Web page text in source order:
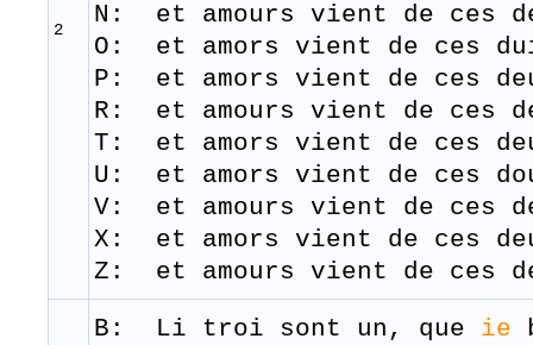
2
N: et amours vient de ces
O: et amors vient de ces
P: et amors vient de ces
R: et amours vient de ces
T: et amors vient de ces
U: et amors vient de ces
V: et amours vient de ces
X: et amors vient de ces
Z: et amours vient de ces
B: Li troi sont un, que ie